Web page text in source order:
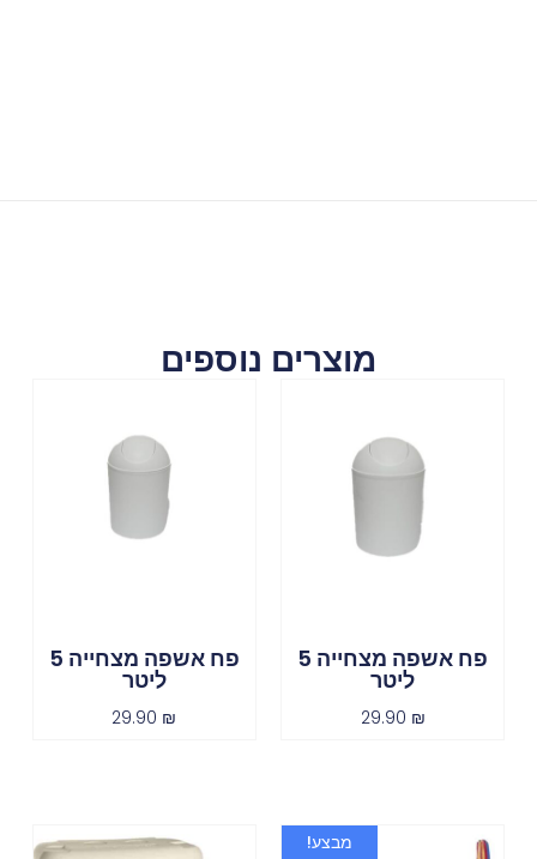
מוצרים נוספים
פח אשפה מצחייה 5
ליטר
29.90 ₪
פח אשפה מצחייה 5
ליטר
29.90 ₪
מבצע!